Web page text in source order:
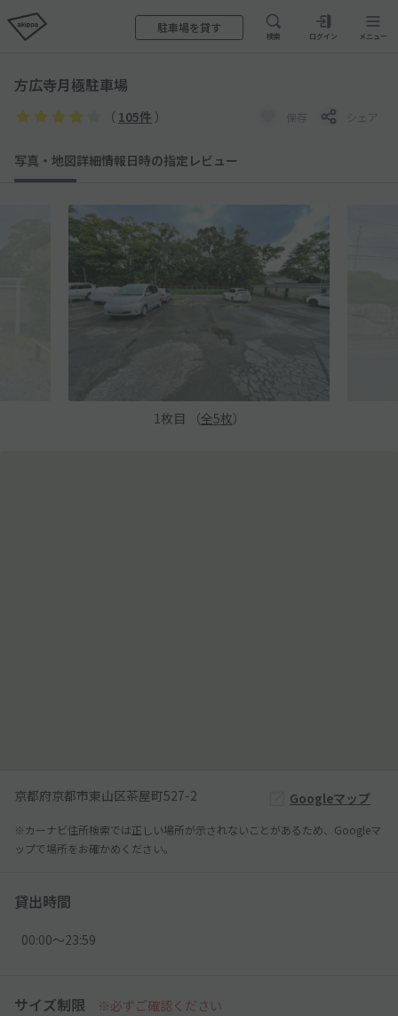
駐車場を貸す
検索 ログイン メニュー
方広寺月極駐車場
（ 105件 ） 保存 シェア
写真・地図詳細情報日時の指定 レビュー
1 枚目 （全5枚）
京都府京都市東山区茶屋町527-2 Googleマップ
※カーナビ住所検索では正しい場所が示されないことがあるため、Googleマ
ップで場所をお確かめください。
貸出時間
00:00〜23:59
サイズ制限 ※必ずご確認ください